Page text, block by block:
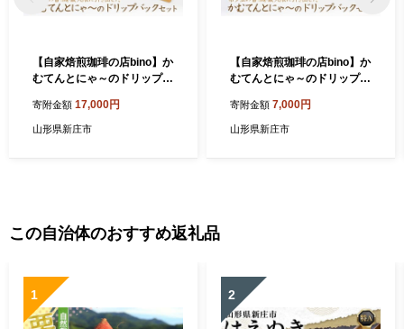
【自家焙煎珈琲の店bino】か
むてんとにゃ～のドリップバ
庄市 F3S-0414
寄附金額 17,000円
山形県新庄市
【自家焙煎珈琲の店bino】か
むてんとにゃ～のドリップバ
ャルティコーヒー① 山形県
新庄市 F3S-0082
寄附金額 7,000円
山形県新庄市
この自治体のおすすめ返礼品
1 2